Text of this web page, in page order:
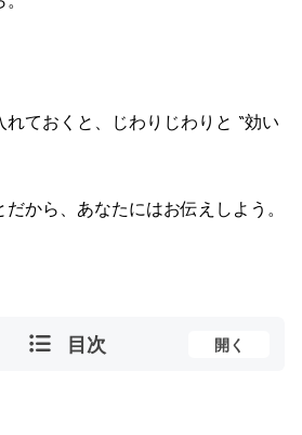
ておくと、じわりじわりと “効い
から、あなたにはお伝えしよう。
目次 開く